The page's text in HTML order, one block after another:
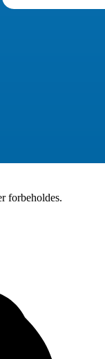
forbeholdes.